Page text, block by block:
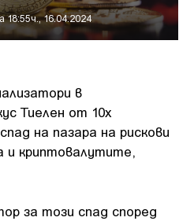
18:55ч., 16.04.2024
в
Тиелен от 10x
на пазара на рискови
и криптовалутите,
за този спад според